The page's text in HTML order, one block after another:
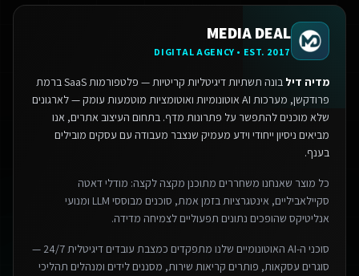
MEDIA DEAL
DIGITAL AGENCY • EST. 2017
מדיה דיל
בונה תשתיות דיגיטליות קריטיות — פלטפורמות SaaS ברמת
פרודקשן, מערכות AI אוטונומיות ואוטומציות מוטמעות עומק — לארגונים
שלא מוכנים להתפשר על פתרונות מדף. בתחום העיצוב אתרים, אנו
מביאים ניסיון ייחודי וידע מעמיק שנצבר מעבודה עם עסקים מובילים
בענף.
כל מוצר שאנחנו משחררים מתוכנן מקצה לקצה: מודלי דאטה
סקיילאביליים, אינטגרציות בזמן אמת, סוכנים מבוססי LLM ומנועי
אנליטיקס שהופכים נתונים תפעוליים לצמיחה מדידה.
סוכני ה-AI האוטונומיים שלנו מתפקדים כמצבת עובדים דיגיטלית 24/7 —
סוגרים עסקאות, פותרים קריאות שירות, מסננים לידים ומנהלים תהליכי